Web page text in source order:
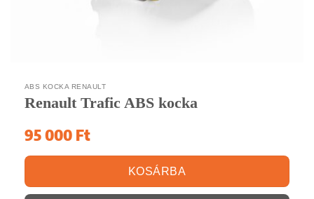
ABS KOCKA RENAULT
Renault Trafic ABS kocka
95 000 Ft
KOSÁRBA